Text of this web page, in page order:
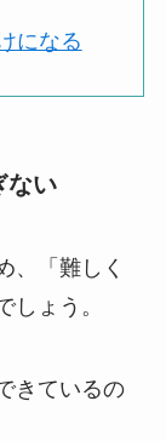
になる
ない
、「難しく
しょう。
きているの